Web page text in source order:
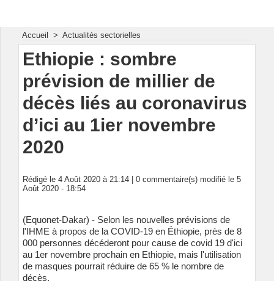
Accueil > Actualités sectorielles
Ethiopie : sombre
prévision de millier de
décès liés au coronavirus
d’ici au 1ier novembre
2020
Rédigé le 4 Août 2020 à 21:14 | 0 commentaire(s) modifié le 5
Août 2020 - 18:54
(Equonet-Dakar) - Selon les nouvelles prévisions de
l'IHME à propos de la COVID-19 en Éthiopie, près de 8
000 personnes décéderont pour cause de covid 19 d'ici
au 1er novembre prochain en Ethiopie, mais l'utilisation
de masques pourrait réduire de 65 % le nombre de
décès.